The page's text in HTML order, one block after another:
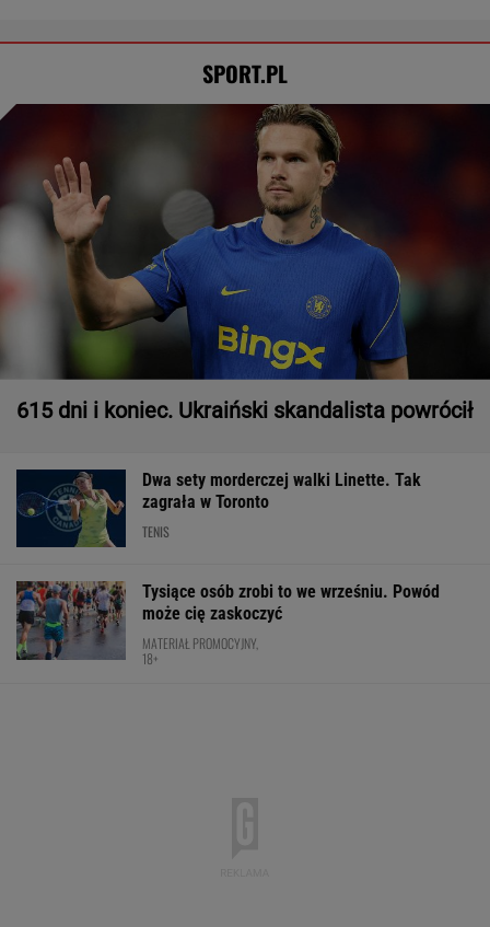
SPORT.PL
615 dni i koniec. Ukraiński skandalista powrócił
Dwa sety morderczej walki Linette. Tak
zagrała w Toronto
TENIS
Tysiące osób zrobi to we wrześniu. Powód
może cię zaskoczyć
MATERIAŁ PROMOCYJNY,
18+